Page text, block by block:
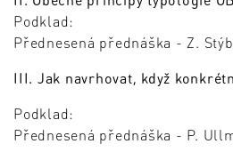
Podklad:
Přednesená přednáška - Z.
III. Jak navrhovat, když
Podklad:
Přednesená přednáška - P.